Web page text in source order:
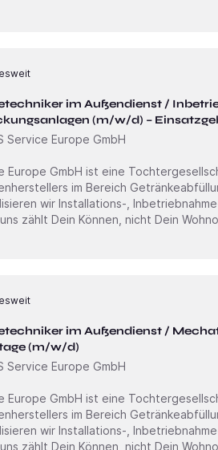
im Außendienst /
(m/w/d) –
Service Europe GmbH
Europe GmbH ist eine
im Bereich
wir Installations-,
im Außendienst /
(m/w/d)
Service Europe GmbH
Europe GmbH ist eine
im Bereich
wir Installations-,